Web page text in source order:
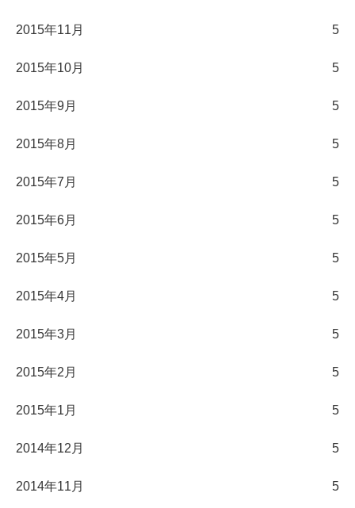
2015年11月 5
2015年10月 5
2015年9月 5
2015年8月 5
2015年7月 5
2015年6月 5
2015年5月 5
2015年4月 5
2015年3月 5
2015年2月 5
2015年1月 5
2014年12月 5
2014年11月 5